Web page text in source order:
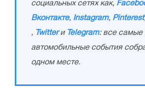
социальных сетях как,
Вконтакте, Instagram, Pinterest
, Twitterи Telegram: все самые
автомобильные события
одном месте.